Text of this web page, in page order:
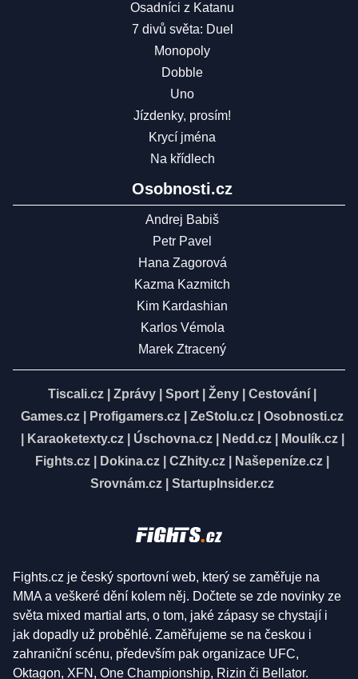
Osadníci z Katanu
7 divů světa: Duel
Monopoly
Dobble
Uno
Jízdenky, prosím!
Krycí jména
Na křídlech
Osobnosti.cz
Andrej Babiš
Petr Pavel
Hana Zagorová
Kazma Kazmitch
Kim Kardashian
Karlos Vémola
Marek Ztracený
Tiscali.cz Zprávy Sport Ženy Cestování
Games.cz
Profigamers.cz ZeStolu.cz
Osobnosti.cz
Karaoketexty.cz| Úschovna.cz| Nedd.cz| Moulík.cz|
Fights.cz
Dokina.cz CZhity.cz Našepeníze.cz
Srovnám.cz
StartupInsider.cz
Fights.cz je český sportovní web, který se zaměřuje na
MMA a veškeré dění kolem něj. Dočtete se zde novinky ze
světa mixed martial arts, o tom, jaké zápasy se chystají i
jak dopadly už proběhlé. Zaměřujeme se na českou i
zahraniční scénu, především pak organizace UFC,
Oktagon, XFN, One Championship, Rizin či Bellator.